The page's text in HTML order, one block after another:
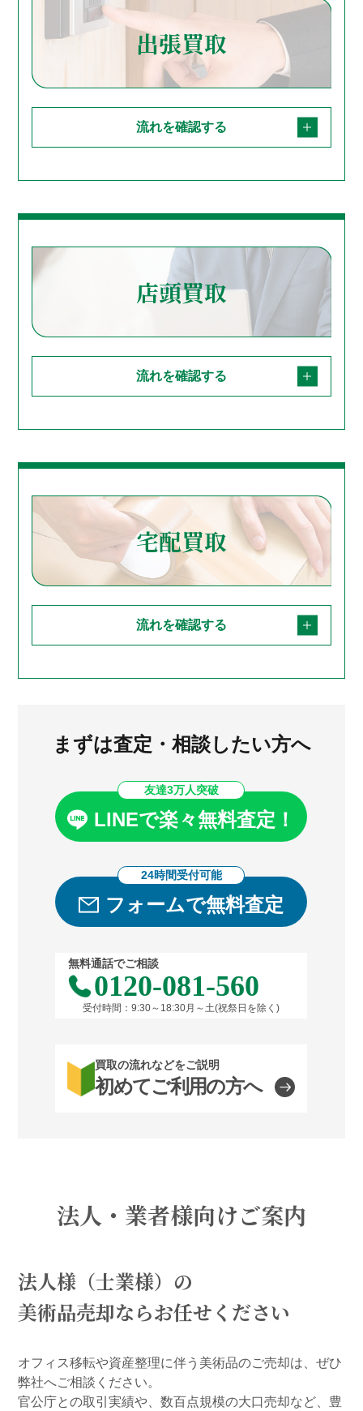
出張買取
流れを確認する
店頭買取
流れを確認する
宅配買取
流れを確認する
まずは査定・相談したい方へ
友達3万人突破
LINEで楽々無料査定！
24時間受付可能
フォームで無料査定
無料通話でご相談
0120-081-560
受付時間：9:30～18:30月～土(祝祭日を除く)
買取の流れなどをご説明
初めてご利用の方へ
法人・業者様向けご案内
法人様（士業様）の
美術品売却ならお任せください
オフィス移転や資産整理に伴う美術品のご売却は、ぜひ
弊社へご相談ください。
官公庁との取引実績や、数百点規模の大口売却など、豊